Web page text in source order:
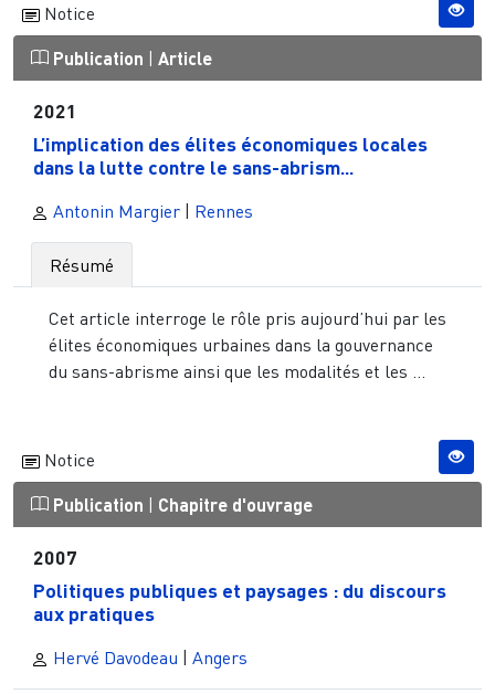
Notice
Publication | Article
2021
L’implication des élites économiques locales
dans la lutte contre le sans-abrism...
Antonin Margier | Rennes
Résumé
Cet article interroge le rôle pris aujourd’hui par les
élites économiques urbaines dans la gouvernance
du sans-abrisme ainsi que les modalités et les ...
Notice
Publication | Chapitre d'ouvrage
2007
Politiques publiques et paysages : du discours
aux pratiques
Hervé Davodeau | Angers